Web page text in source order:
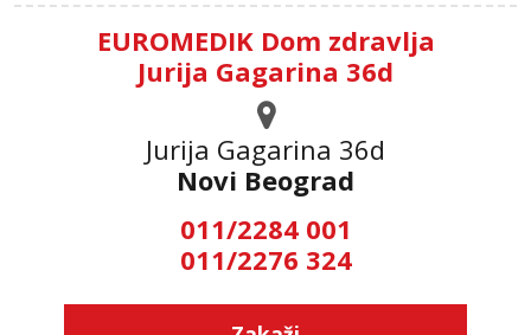
EUROMEDIK Dom zdravlja
Jurija Gagarina 36d
Jurija Gagarina 36d
Novi Beograd
011/2284 001
011/2276 324